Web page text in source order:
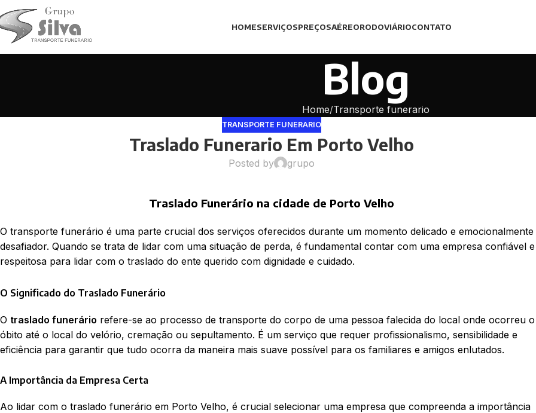
HOMESERVIÇOSPREÇOSAÉREORODOVIÁRIOCONTATO
Blog
Home Transporte funerario
TRANSPORTE FUNERARIO
Traslado Funerario Em Porto Velho
Posted by grupo
Traslado Funerário na cidade de Porto Velho
O transporte funerário é uma parte crucial dos serviços oferecidos durante um momento delicado e emocionalmente
desafiador. Quando se trata de lidar com uma situação de perda, é fundamental contar com uma empresa confiável e
respeitosa para lidar com o traslado do ente querido com dignidade e cuidado.
O Significado do Traslado Funerário
O traslado funerário refere-se ao processo de transporte do corpo de uma pessoa falecida do local onde ocorreu o
óbito até o local do velório, cremação ou sepultamento. É um serviço que requer profissionalismo, sensibilidade e
eficiência para garantir que tudo ocorra da maneira mais suave possível para os familiares e amigos enlutados.
A Importância da Empresa Certa
Ao lidar com o traslado funerário em Porto Velho, é crucial selecionar uma empresa que compreenda a importância